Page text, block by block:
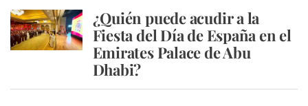
¿Quién puede acudir a la
Fiesta del Día de España en el
Emirates Palace de Abu
Dhabi?